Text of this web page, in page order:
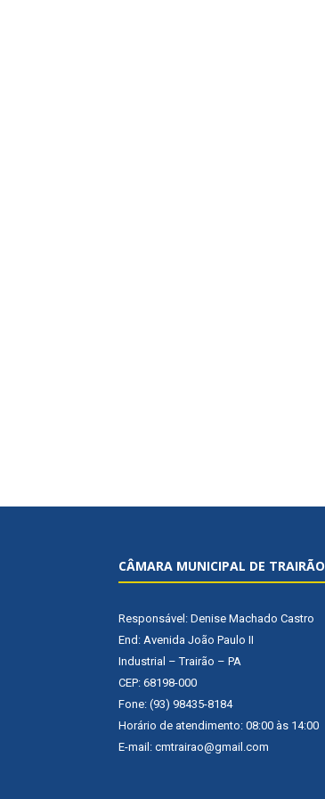
CÂMARA MUNICIPAL DE TRAIRÃO
Responsável: Denise Machado Castro
End: Avenida João Paulo II
Industrial – Trairão – PA
CEP: 68198-000
Fone: (93) 98435-8184
Horário de atendimento: 08:00 às 14:00
E-mail: cmtrairao@gmail.com